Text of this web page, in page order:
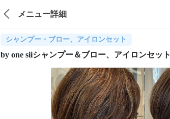
メニュー詳細
シャンプー・ブロー、アイロンセット
by one siiシャンプー＆ブロー、アイロンセット